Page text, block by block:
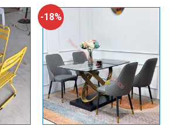
4,370,000₫.
-18%